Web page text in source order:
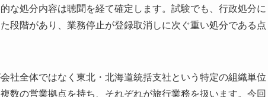
な処分内容は聴聞を経て確定します。試験でも、行政処分に
段階があり、業務停止が登録取消しに次ぐ重い処分である点
社全体ではなく東北・北海道統括支社という特定の組織単位
数の営業拠点を持ち、それぞれが旅行業務を扱います。今回